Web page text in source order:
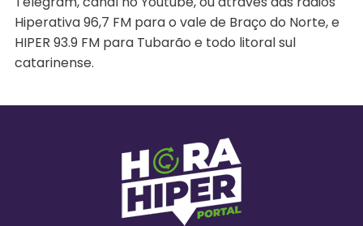
Hiperativa 96,7 FM para o vale de Braço do Norte, e
HIPER 93.9 FM para Tubarão e todo litoral sul
catarinense.